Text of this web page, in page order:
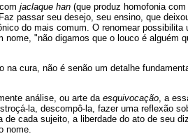
jaclaque han (que produz homofonia
passar seu desejo, seu ensino, que
do mais comum. O renomear
nome, "não digamos que o louco é alguém
na cura, não é senão um detalhe
análise, ou arte da esquivocação, a
la, descompô-la, fazer uma reflexão
cada sujeito, a liberdade do ato de seu
nome.